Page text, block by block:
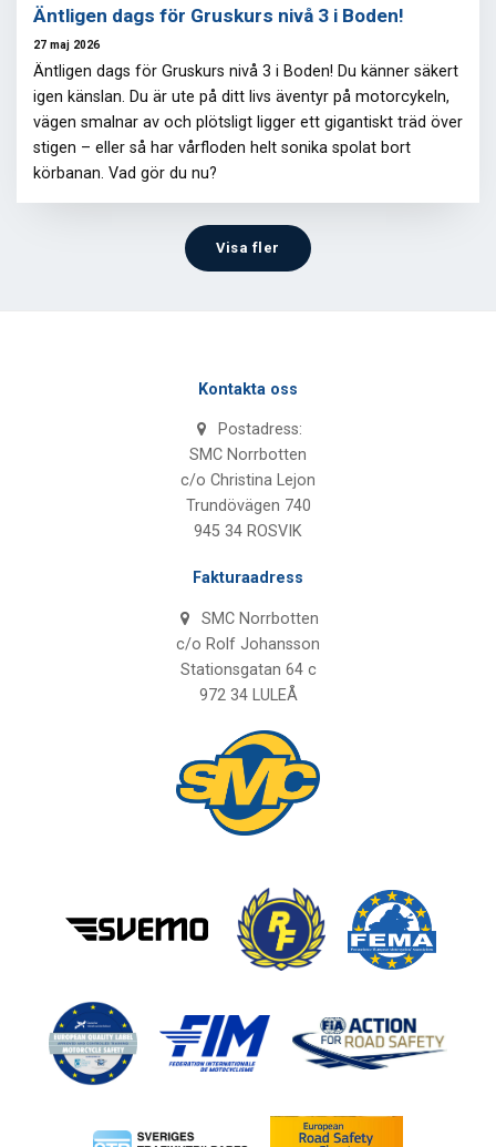
Äntligen dags för Gruskurs nivå 3 i Boden!
27 maj 2026
Äntligen dags för Gruskurs nivå 3 i Boden! Du känner säkert
igen känslan. Du är ute på ditt livs äventyr på motorcykeln,
vägen smalnar av och plötsligt ligger ett gigantiskt träd över
stigen – eller så har vårfloden helt sonika spolat bort
körbanan. Vad gör du nu?
Visa fler
Kontakta oss
Postadress:
SMC Norrbotten
c/o Christina Lejon
Trundövägen 740
945 34 ROSVIK
Fakturaadress
SMC Norrbotten
c/o Rolf Johansson
Stationsgatan 64 c
972 34 LULEÅ